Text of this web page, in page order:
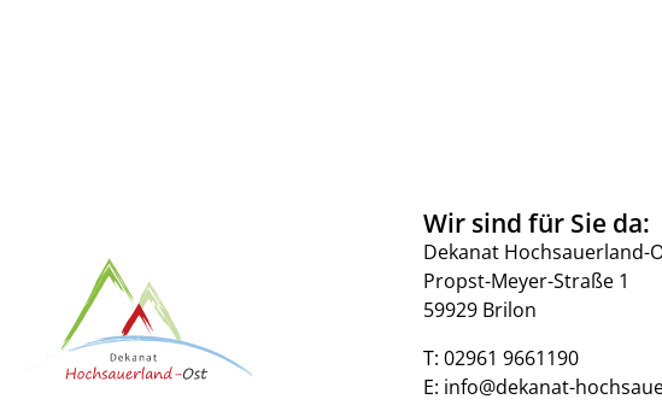
Wir sind für Sie da:
Dekanat Hochsauerland-
Propst-Meyer-Straße 1
59929 Brilon
T: 02961 9661190
E: info@dekanat-